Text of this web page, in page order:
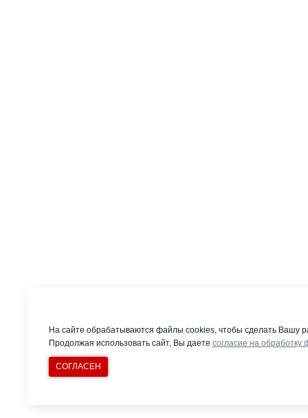
На сайте обрабатываются файлы cookies, чтобы сделать Вашу
Продолжая использовать сайт, Вы даете согласие на обработку
СОГЛАСЕН